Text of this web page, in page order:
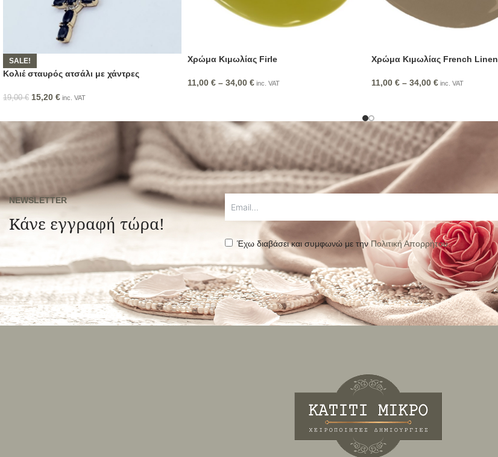
SALE!
Κολιέ σταυρός ατσάλι με χάντρες
19,00€ 15,20 € inc. VAT
Χρώμα Κιμωλίας Firle
11,00 € – 34,00 €inc. VAT
Χρώμα Κιμωλίας French Linen
11,00 € – 34,00 € inc. VAT
NEWSLETTER
Κάνε εγγραφή τώρα!
Έχω διαβάσει και συμφωνώ με τηνΠολιτική Απορρήτου.
Alternative: